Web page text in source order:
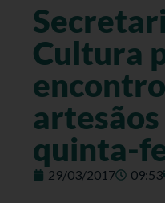
Cultura
quinta-
29/03/2017 09:53